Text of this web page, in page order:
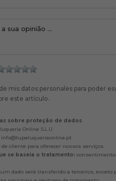
mis datos personales para poder
este artículo.
sobre proteção de dados
Online S.L.U.
cliente para oferecer nossos serviços.
se baseia o tratamento:consentimento
dado será transferido a terceiros, exceto